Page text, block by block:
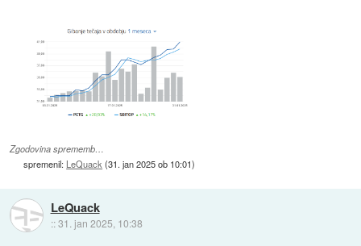
Zgodovina sprememb…
spremenil: LeQuack (31. jan 2025 ob 10:01)
LeQuack
::31. jan 2025, 10:38